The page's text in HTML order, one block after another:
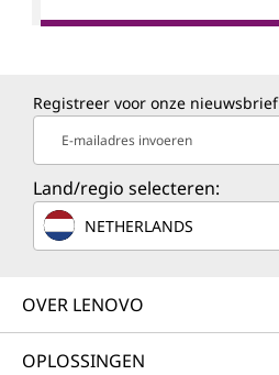
Registreer voor onze nieuwsbrief
E-mailadres invoeren
Land/regio selecteren:
NETHERLANDS
OVER LENOVO
OPLOSSINGEN